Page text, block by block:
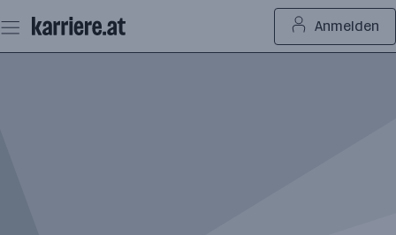
Seiteninhalt
springen
Anmelden